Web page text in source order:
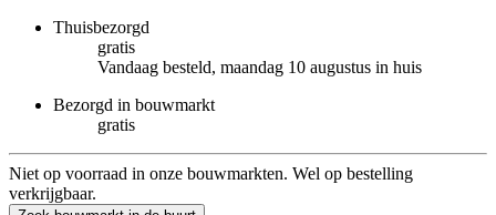
Thuisbezorgd
gratis
Vandaag besteld, maandag 10 augustus in huis
Bezorgd in bouwmarkt
gratis
Niet op voorraad in onze bouwmarkten. Wel op bestelling
verkrijgbaar.